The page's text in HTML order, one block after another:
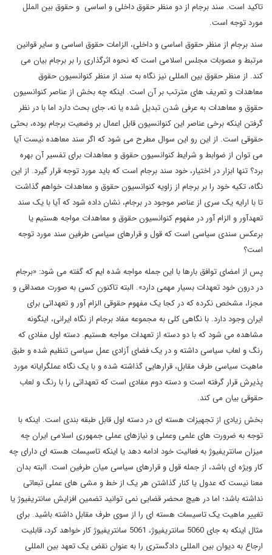
تاکید است. سند برجام از دو منظر حقوق داخلی و اساسی و حقوق بین الملل
مورد توجه است.
سند برجام از منظر حقوق اساسی و داخلی، الزامات حقوق اساسی و سایر قوانین
مرتبط و مصوبات مجلس اسلامی است که نحوه اثرگذاری را بر برجام بیان می
کند. از منظر حقوق بین المللی نیز نگاه به سند از منظر کنوانسیون حقوق
معاهدات و تعریف های مترتب بر آن است. اینکه چه بخش از عناصر کنوانسیون
حقوق و معاهدات به عرفی شدن تبدیل شده یا نه، جای بحث دارد اما با در نظر
گرفتن اینکه برخی عناصر این کنوانسیون قابل اعمال بر وضعیت برجام بوده، بحثی
حقوقی است. از این رو این سوال مطرح می شود که اگر سند معاهده نیست آیا
می توان از ضوابط و شرایط کنوانسیون حقوق و معاهدات برای تفسیر آن بهره
برد؟ تنها ابزار در اختیار، خود سند برجام است که باید مورد توجه قرار گیرد. از این
نگاه، تکیه خود را بر برجام از زاویه کنوانسیون حقوق و معاهدات خواهم گذاشت
تا با ارایه یک سری از عناصر موجود در برجام، نشان داده شود که آیا با یک سند
تعهدآور و الزام آور در مفهوم کنوانسیون حقوق و معاهدات مواجه هستیم یا
برعکس سندی سیاسی است که قول و قرارهای سیاسی طرفین سند مورد توجه
است؟
پس از امضای توافق بارها با این جمله مواجه شده ایم که گفته می شود: «برجام
در درون خود تعهدات بسیار مهمی دارد». البته تاکنون کسی به صورت مصداقی و
مجزا، مشخص نکرده که در کجا یک مفهوم حقوقی الزام آور و تعهداتی برای
ایران وجود دارد. با نگاهی کلی به مجموعه مفاد برجام از نگاه ایرانی، اینگونه
مشاهده می شود که با دو دسته از تعهدات مواجه هستیم. دسته اول مفادی که
رنگ و لعاب سیاسی داشته و در یک فضای آزادی عمل سیاسی تنظیم شده و طبق
ماهیت سیاسی طرف مقابل، قرارهایی گذاشته شده و با یک نگاه عملگرایانه مورد
پذیرش قرار گرفته است و دسته دوم مفادی است که تعهداتی را با رنگ و لعاب
حقوقی بیان می کند.
بخش زیادی از تجهیزات هسته ای در دسته اول قابل طبقه بندی است. اینکه با
توجه به ضرورت های علمی وعملی و نیازهای عملی جمهوری اسلامی ایران چه
میزان سانتریفیوژ به فعالیت خود ادامه دهد یا اینکه تاسیسات هسته ای دارای چه
کار ویژه ای باشد، از جمله قول و قرارهای سیاسی میان طرفین است. البته بدان
معنا نیست که عدول یا کنار گذاشتن هر یک از خط و مشی های عملی تبعاتی
نداشته باشد؛ اما در هیچ محضر قضایی نمی توانید تضمین افزایش سانتریفیوژ یا
تغییر ماهیت یک تاسیسات هسته ای را از سوی طرف مقابل داشته باشید. برای
مثال اینکه به جای 5060 سانتریفیوژ، 5061 سانتریفیوژ کار خواهد کرد، قابلیت
ارجاع به دیوان بین المللی دادگستری را به عنوان نقض یک تعهد بین المللی